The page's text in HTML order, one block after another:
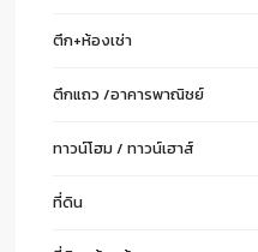
ตึก+ห้องเช่า
ตึกแถว /อาคารพาณิชย์
ทาวน์โฮม / ทาวน์เฮาส์
ที่ดิน